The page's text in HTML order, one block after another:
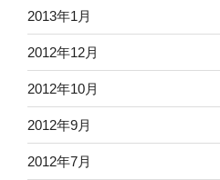
2013年1月
2012年12月
2012年10月
2012年9月
2012年7月